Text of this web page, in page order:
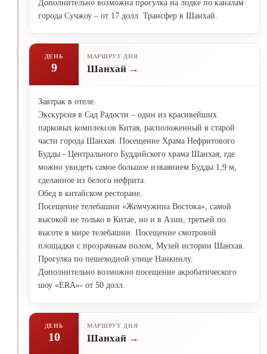
Дополнительно возможна прогулка на лодке по каналам
города Сучжоу – от 17 долл. Трансфер в Шанхай.
ДЕНЬ
9
МАРШРУТ ДНЯ
Шанхай
Завтрак в отеле.
Экскурсия в Сад Радости – один из красивейших
парковых комплексов Китая, расположенный в старой
части города Шанхая. Посещение Храма Нефритового
Будды - Центрального Буддийского храма Шанхая, где
можно увидеть самое большое изваянием Будды 1,9 м,
сделанное из белого нефрита.
Обед в китайском ресторане.
Посещение телебашни «Жемчужина Востока», самой
высокой не только в Китае, но и в Азии, третьей по
высоте в мире телебашни. Посещение смотровой
площадки с прозрачным полом, Музей истории Шанхая.
Прогулка по пешеходной улице Нанкинлу.
Дополнительно возможно посещение акробатического
шоу «ERA»- от 50 долл.
ДЕНЬ
10
МАРШРУТ ДНЯ
Шанхай